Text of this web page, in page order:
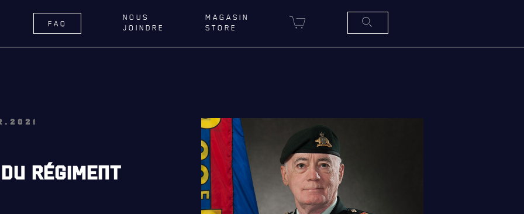
FAQ
NOUS
JOINDRE
MAGASIN
STORE
GÉNÉRAL
PARTENARIAT ET ASSOCIATIONS
MAGASIN RÉGIMENTAIRE
PROGRAMMES DE LA RÉGIE
MUSÉE
RÉSIDENCE DU GOUVERNEUR
GÉNÉRAL
RÉGIMENT